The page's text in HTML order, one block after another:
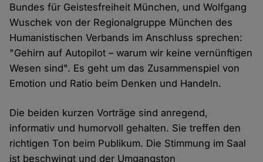
Bundes für Geistesfreiheit München, und Wolfgang
Wuschek von der Regionalgruppe München des
Humanistischen Verbands im Anschluss sprechen:
"Gehirn auf Autopilot – warum wir keine vernünftigen
Wesen sind". Es geht um das Zusammenspiel von
Emotion und Ratio beim Denken und Handeln.
Die beiden kurzen Vorträge sind anregend,
informativ und humorvoll gehalten. Sie treffen den
richtigen Ton beim Publikum. Die Stimmung im Saal
ist beschwingt und der Umgangston